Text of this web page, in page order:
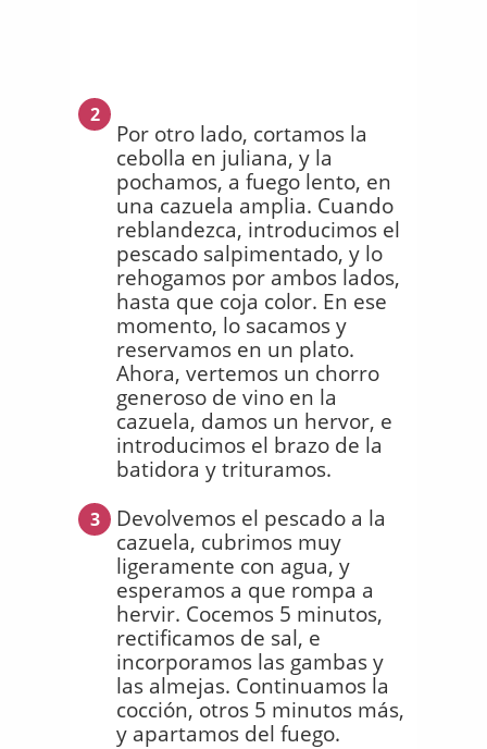
2
Por otro lado, cortamos la
cebolla en juliana, y la
pochamos, a fuego lento, en
una cazuela amplia. Cuando
reblandezca, introducimos el
pescado salpimentado, y lo
rehogamos por ambos lados,
hasta que coja color. En ese
momento, lo sacamos y
reservamos en un plato.
Ahora, vertemos un chorro
generoso de vino en la
cazuela, damos un hervor, e
introducimos el brazo de la
batidora y trituramos.
3
Devolvemos el pescado a la
cazuela, cubrimos muy
ligeramente con agua, y
esperamos a que rompa a
hervir. Cocemos 5 minutos,
rectificamos de sal, e
incorporamos las gambas y
las almejas. Continuamos la
cocción, otros 5 minutos más,
y apartamos del fuego.